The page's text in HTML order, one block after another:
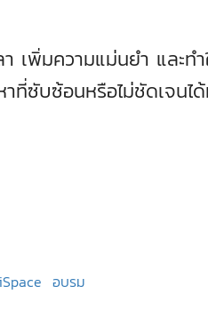
เพิ่มความแม่นยำ และทำ
าที่ซับซ้อนหรือไม่ชัดเจนไ
อบรม